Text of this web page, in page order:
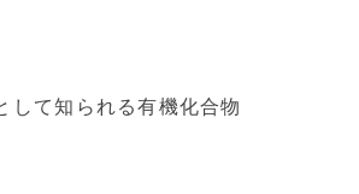
して知られる有機化合物